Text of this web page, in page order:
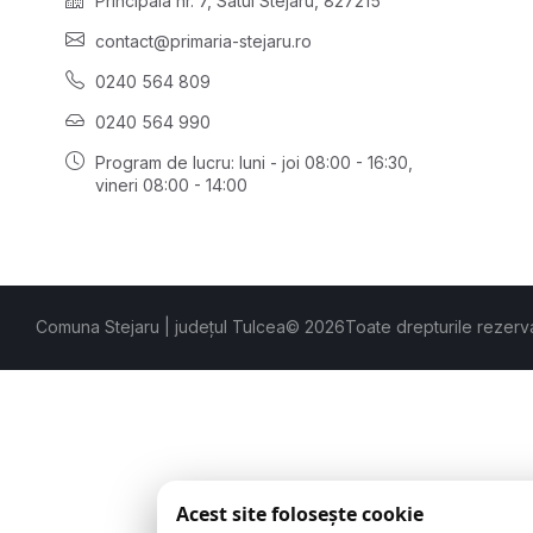
contact@primaria-stejaru.ro
0240 564 809
0240 564 990
Program de lucru: luni - joi 08:00 - 16:30,
vineri 08:00 - 14:00
Comuna Stejaru | județul Tulcea© 2026Toate drepturile
Acest site folosește cookie